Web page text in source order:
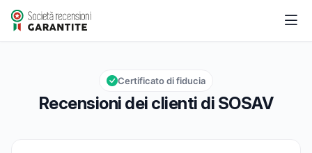
SOSAV
Valutazione globale: 9,3 su 10
9,3/10
Recensioni dei clienti di SOSAV
Certificato di fiducia